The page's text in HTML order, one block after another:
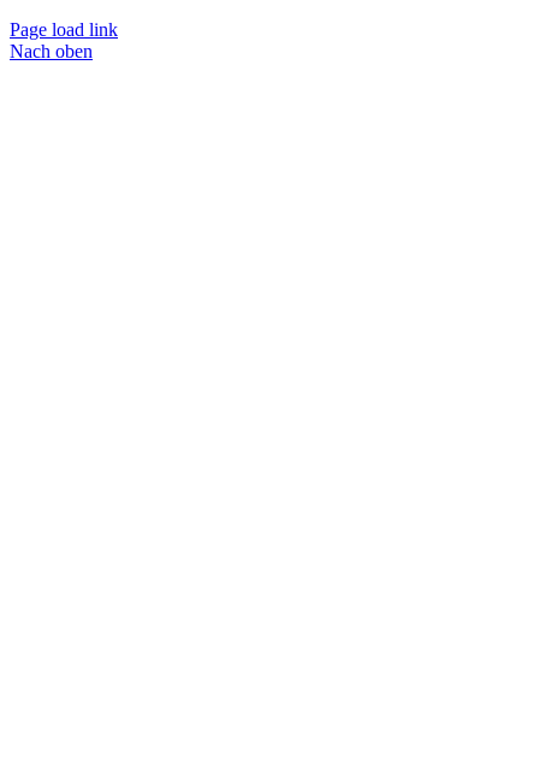
Page load link
Nach oben